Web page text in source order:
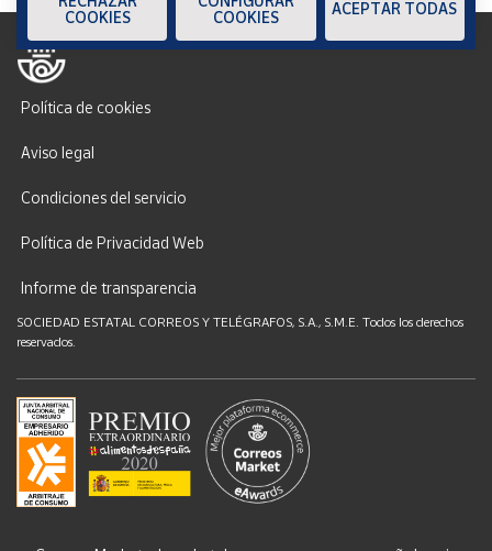
Política de cookies
Aviso legal
Condiciones del servicio
Política de Privacidad Web
Informe de transparencia
SOCIEDAD ESTATAL CORREOS Y TELÉGRAFOS, S.A., S.M.E. Todos los derechos
reservados.
COOKIES
COOKIES
ACEPTAR TODAS